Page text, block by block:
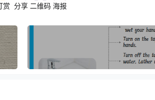
赏 分享 二维码 海报